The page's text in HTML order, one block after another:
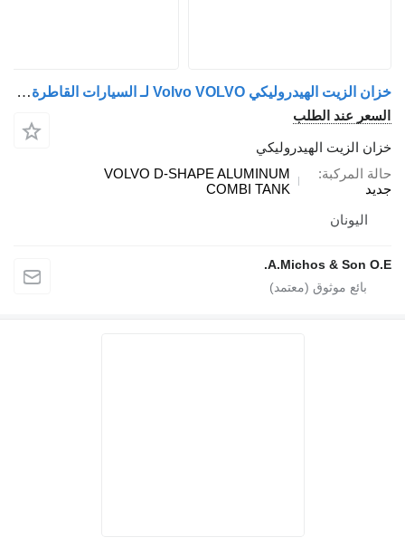
خزان الزيت الهيدروليكي Volvo VOLVO لـ السيارات القاطرة Volvo
السعر عند الطلب
خزان الزيت الهيدروليكي
حالة المركبة
جديد
VOLVO D-SHAPE ALUMINUM
COMBI TANK
اليونان
A.Michos & Son O.E.